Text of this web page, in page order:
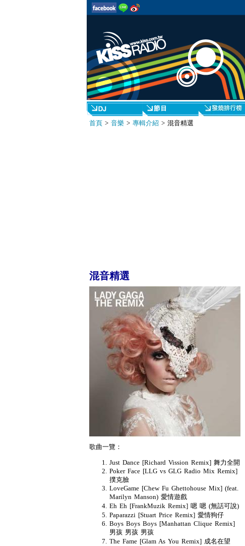
首頁> 音樂> 專輯介紹 > 混音精選
混音精選
歌曲一覽：
Just Dance [Richard Vission Remix] 舞力全開
Poker Face [LLG vs GLG Radio Mix Remix]
撲克臉
LoveGame [Chew Fu Ghettohouse Mix] (feat.
Marilyn Manson) 愛情遊戲
Eh Eh [FrankMuzik Remix] 嗯 嗯 (無話可說)
Paparazzi [Stuart Price Remix] 愛情狗仔
Boys Boys Boys [Manhattan Clique Remix]
男孩 男孩 男孩
The Fame [Glam As You Remix] 成名在望